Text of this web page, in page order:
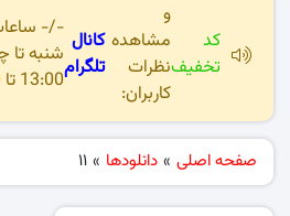
کد
تخفیف
و
مشاهده
نظرات
کاربران:
کانال
تلگرام
-/-
شنبه تا
13:00 تا 01:00 -/-
صفحه اصلی » دانلودها »
11